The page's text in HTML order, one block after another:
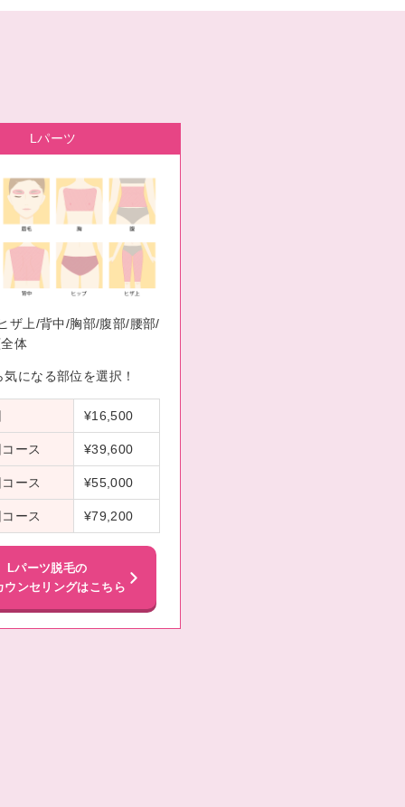
Lパーツ
ザ上/背中/胸部/腹部/腰部/
体
になる部位を選択！
¥16,500
ース ¥39,600
ース ¥55,000
ース ¥79,200
Lパーツ脱毛の
ウンセリングはこちら